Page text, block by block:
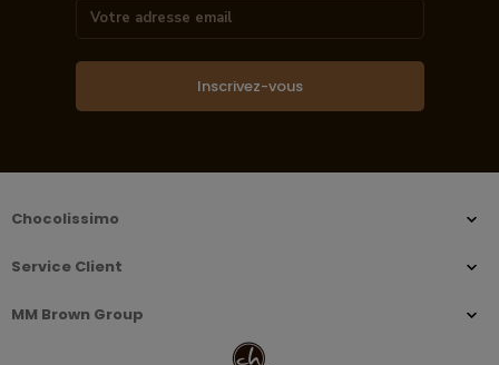
Inscrivez-vous
Chocolissimo
Service Client
MM Brown Group